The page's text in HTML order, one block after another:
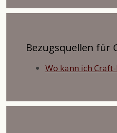
Bezugsquellen für
Wo kann ich